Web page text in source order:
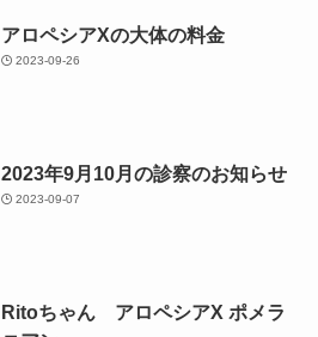
アロペシアXの大体の料金
2023-09-26
2023年9月10月の診察のお知らせ
2023-09-07
Ritoちゃん アロペシアX ポメラ